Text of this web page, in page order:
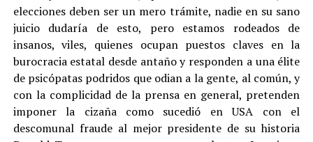
elecciones deben ser un mero trámite, nadie en su sano
juicio dudaría de esto, pero estamos rodeados de
insanos, viles, quienes ocupan puestos claves en la
burocracia estatal desde antaño y responden a una élite
de psicópatas podridos que odian a la gente, al común, y
con la complicidad de la prensa en general, pretenden
imponer la cizaña como sucedió en USA con el
descomunal fraude al mejor presidente de su historia